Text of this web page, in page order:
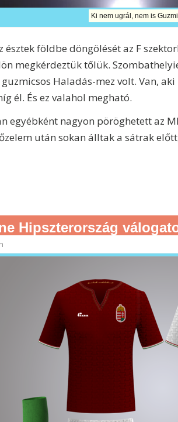
Ki nem ugrál, nem is
észtek földbe döngölését az F
megkérdeztük tőlük.
Haladás-mez volt. Van,
él. És ez valahol megható.
egyébként nagyon pöröghetett az
után sokan álltak a sátrak
Hipszterország